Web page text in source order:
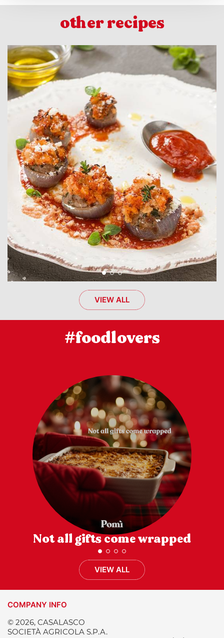
other recipes
VIEW ALL
#foodlovers
Not all gifts come wrapped
VIEW ALL
COMPANY INFO
© 2026, CASALASCO
SOCIETÀ AGRICOLA S.P.A.